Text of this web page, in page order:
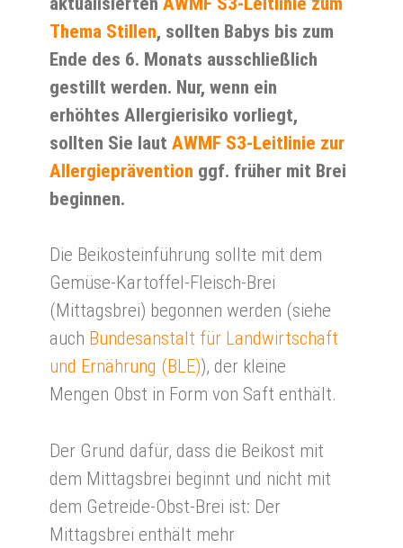
Thema Stillen, sollten Babys bis zum
Ende des 6. Monats ausschließlich
gestillt werden. Nur, wenn ein
erhöhtes Allergierisiko vorliegt,
sollten Sie laut AWMF S3-Leitlinie zur
Allergieprävention ggf. früher mit Brei
beginnen.
Die Beikosteinführung sollte mit dem
Gemüse-Kartoffel-Fleisch-Brei
(Mittagsbrei) begonnen werden (siehe
auch Bundesanstalt für Landwirtschaft
und Ernährung (BLE)), der kleine
Mengen Obst in Form von Saft enthält.
Der Grund dafür, dass die Beikost mit
dem Mittagsbrei beginnt und nicht mit
dem Getreide-Obst-Brei ist: Der
Mittagsbrei enthält mehr